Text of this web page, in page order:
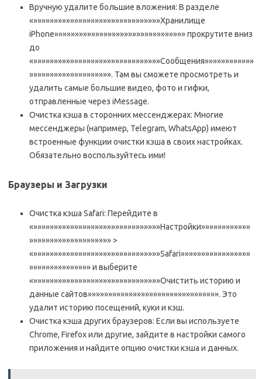
Вручную удалите большие вложения: В разделе
«»»»»»»»»»»»»»»»»»»»»»»»»»»»»»»»Хранилище
iPhone»»»»»»»»»»»»»»»»»»»»»»»»»»»»»»»» прокрутите вниз
до
«»»»»»»»»»»»»»»»»»»»»»»»»»»»»»»»Сообщения»»»»»»»»»»»»
»»»»»»»»»»»»»»»»»»»». Там вы сможете просмотреть и
удалить самые большие видео, фото и гифки,
отправленные через iMessage.
Очистка кэша в сторонних мессенджерах: Многие
мессенджеры (например, Telegram, WhatsApp) имеют
встроенные функции очистки кэша в своих настройках.
Обязательно воспользуйтесь ими!
Браузеры и Загрузки
Очистка кэша Safari: Перейдите в
«»»»»»»»»»»»»»»»»»»»»»»»»»»»»»»»Настройки»»»»»»»»»»»»
»»»»»»»»»»»»»»»»»»»» >
«»»»»»»»»»»»»»»»»»»»»»»»»»»»»»»»Safari»»»»»»»»»»»»»»»»»
»»»»»»»»»»»»»»» и выберите
«»»»»»»»»»»»»»»»»»»»»»»»»»»»»»»»Очистить историю и
данные сайтов»»»»»»»»»»»»»»»»»»»»»»»»»»»»»»»». Это
удалит историю посещений, куки и кэш.
Очистка кэша других браузеров: Если вы используете
Chrome, Firefox или другие, зайдите в настройки самого
приложения и найдите опцию очистки кэша и данных.